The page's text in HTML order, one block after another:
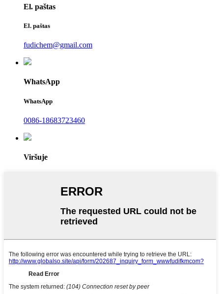
El. paštas
El. paštas
fudichem@gmail.com
WhatsApp
WhatsApp
0086-18683723460
Viršuje